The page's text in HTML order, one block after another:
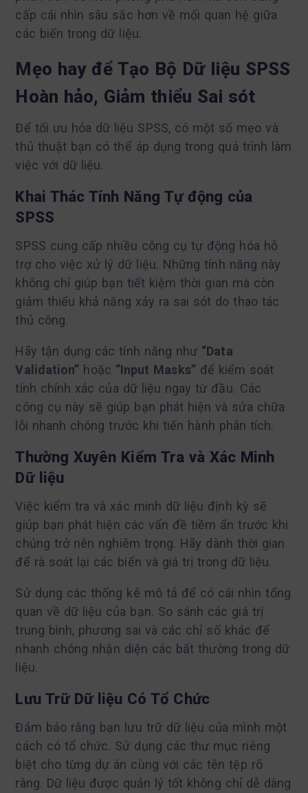
cấp cái nhìn sâu sắc hơn về mối quan hệ giữa
các biến trong dữ liệu.
Mẹo hay để Tạo Bộ Dữ liệu SPSS
Hoàn hảo, Giảm thiểu Sai sót
Để tối ưu hóa dữ liệu SPSS, có một số mẹo và
thủ thuật bạn có thể áp dụng trong quá trình làm
việc với dữ liệu.
Khai Thác Tính Năng Tự động của
SPSS
SPSS cung cấp nhiều công cụ tự động hóa hỗ
trợ cho việc xử lý dữ liệu. Những tính năng này
không chỉ giúp bạn tiết kiệm thời gian mà còn
giảm thiểu khả năng xảy ra sai sót do thao tác
thủ công.
Hãy tận dụng các tính năng như “Data
Validation” hoặc “Input Masks”để kiểm soát
tính chính xác của dữ liệu ngay từ đầu. Các
công cụ này sẽ giúp bạn phát hiện và sửa chữa
lỗi nhanh chóng trước khi tiến hành phân tích.
Thường Xuyên Kiểm Tra và Xác Minh
Dữ liệu
Việc kiểm tra và xác minh dữ liệu định kỳ sẽ
giúp bạn phát hiện các vấn đề tiềm ẩn trước khi
chúng trở nên nghiêm trọng. Hãy dành thời gian
để rà soát lại các biến và giá trị trong dữ liệu.
Sử dụng các thống kê mô tả để có cái nhìn tổng
quan về dữ liệu của bạn. So sánh các giá trị
trung bình, phương sai và các chỉ số khác để
nhanh chóng nhận diện các bất thường trong dữ
liệu.
Lưu Trữ Dữ liệu Có Tổ Chức
Đảm bảo rằng bạn lưu trữ dữ liệu của mình một
cách có tổ chức. Sử dụng các thư mục riêng
biệt cho từng dự án cùng với các tên tệp rõ
ràng. Dữ liệu được quản lý tốt không chỉ dễ dàng